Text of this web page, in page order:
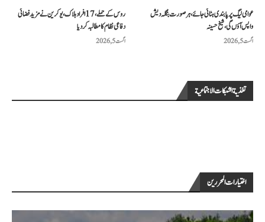
روس کے حملے، 17 افراد ہلاک، یوکرین نے مزید فضائی
دفاعی نظام کا مطالبہ کر دیا
اگست 5, 2026
عوامی لیگ پر پابندی ہٹائی جائے، ہر صورت بنگلہ دیش
واپس آؤں گی، شیخ حسینہ
اگست 5, 2026
تغذية الشبكات الاجتماعية
اختيارات المحررين